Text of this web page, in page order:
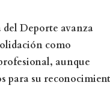
Deporte avanza
como
aunque
para su